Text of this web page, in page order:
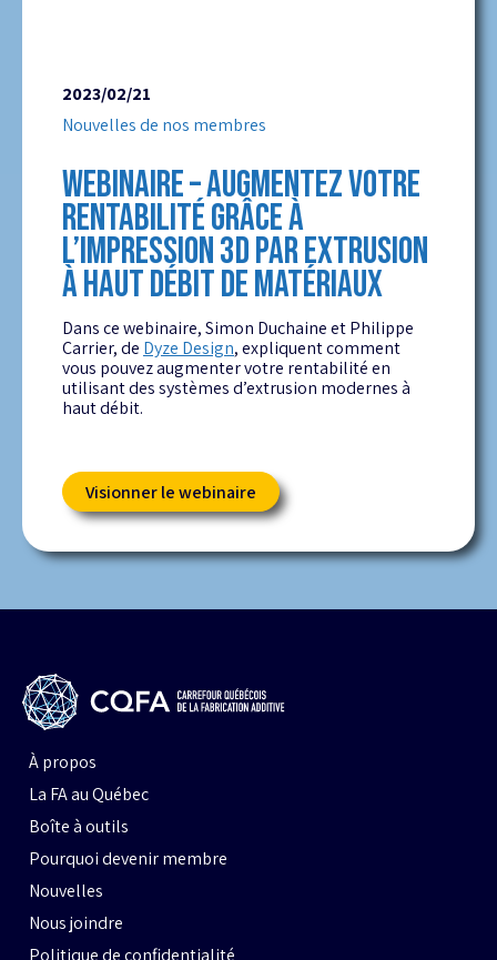
2023/02/21
Nouvelles de nos membres
WEBINAIRE – AUGMENTEZ VOTRE
RENTABILITÉ GRÂCE À
L’IMPRESSION 3D PAR EXTRUSION
À HAUT DÉBIT DE MATÉRIAUX
Dans ce webinaire, Simon Duchaine et Philippe
Carrier, de Dyze Design, expliquent comment
vous pouvez augmenter votre rentabilité en
utilisant des systèmes d’extrusion modernes à
haut débit.
Visionner le webinaire
À propos
La FA au Québec
Boîte à outils
Pourquoi devenir membre
Nouvelles
Nous joindre
Politique de confidentialité